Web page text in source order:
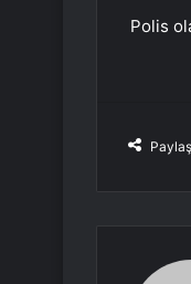
Polis
Paylaş